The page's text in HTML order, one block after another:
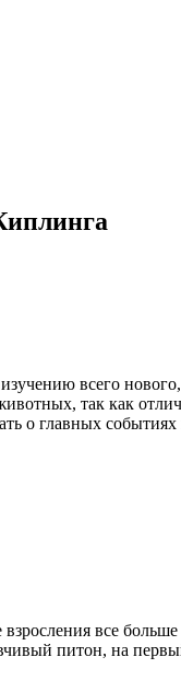
всего
так как
о главных
все
питон, на